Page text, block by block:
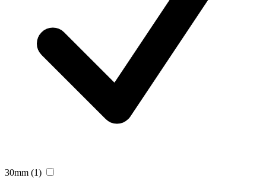
30mm (1)